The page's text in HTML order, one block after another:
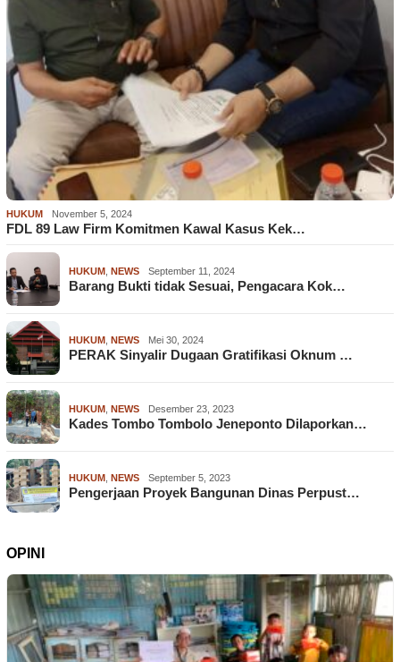
HUKUM November 5, 2024
FDL 89 Law Firm Komitmen Kawal Kasus Kek…
HUKUM NEWS September 11, 2024
Barang Bukti tidak Sesuai, Pengacara Kok…
HUKUM NEWS Mei 30, 2024
PERAK Sinyalir Dugaan Gratifikasi Oknum …
HUKUM NEWS Desember 23, 2023
Kades Tombo Tombolo Jeneponto Dilaporkan…
HUKUM NEWS September 5, 2023
Pengerjaan Proyek Bangunan Dinas Perpust…
OPINI